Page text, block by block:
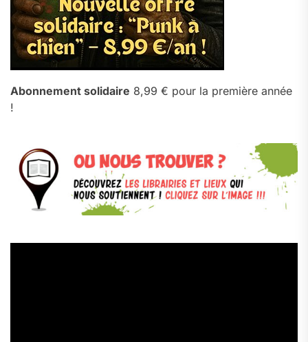
Abonnement solidaire 8,99 € pour la première année
!